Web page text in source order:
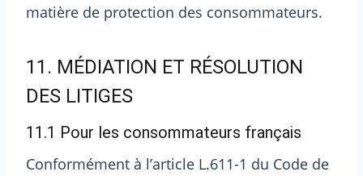
matière de protection des consommateurs.
11. MÉDIATION ET RÉSOLUTION
DES LITIGES
11.1 Pour les consommateurs français
Conformément à l’article L.611-1 du Code de